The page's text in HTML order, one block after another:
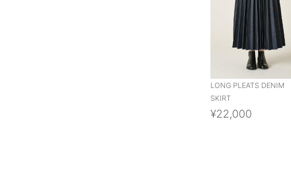
LONG PLEATS DENIM
SKIRT
¥22,000